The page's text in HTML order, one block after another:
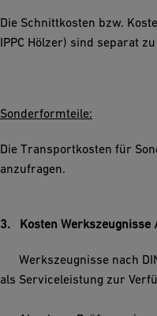
Die Schnittkosten bzw.
IPPC Hölzer) sind separat
Sonderformteile:
Die Transportkosten für
anzufragen.
3. Kosten Werkszeugnisse
Werkszeugnisse nach
als Serviceleistung zur